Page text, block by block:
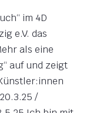
im 4D
e.V. das
als eine
auf und zeigt
/